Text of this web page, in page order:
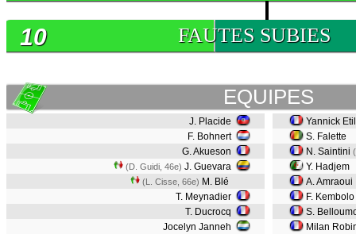
FAUTES SUBIES
10
EQUIPES
J. Placide
F. Bohnert
G. Akueson
(D. Guidi, 46e) J. Guevara
(L. Cisse, 66e) M. Blé
T. Meynadier
T. Ducrocq
Jocelyn Janneh
Yannick
S. Falette
N. Saintini
Y. Hadjem
A. Amraoui
F. Kembolo
S.
Milan